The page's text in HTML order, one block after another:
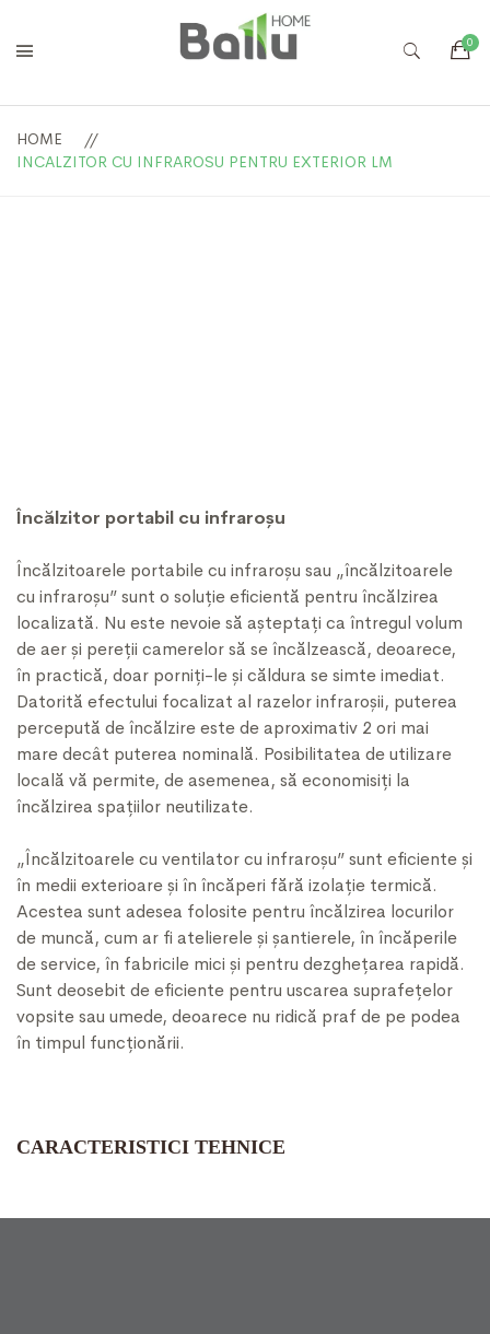
HOME
INCALZITOR CU INFRAROSU PENTRU EXTERIOR LM
Încălzitor portabil cu infraroșu
Încălzitoarele portabile cu infraroșu sau „încălzitoarele
cu infraroșu” sunt o soluție eficientă pentru încălzirea
localizată. Nu este nevoie să așteptați ca întregul volum
de aer și pereții camerelor să se încălzească, deoarece,
în practică, doar porniți-le și căldura se simte imediat.
Datorită efectului focalizat al razelor infraroșii, puterea
percepută de încălzire este de aproximativ 2 ori mai
mare decât puterea nominală. Posibilitatea de utilizare
locală vă permite, de asemenea, să economisiți la
încălzirea spațiilor neutilizate.
„Încălzitoarele cu ventilator cu infraroșu” sunt eficiente și
în medii exterioare și în încăperi fără izolație termică.
Acestea sunt adesea folosite pentru încălzirea locurilor
de muncă, cum ar fi atelierele și șantierele, în încăperile
de service, în fabricile mici și pentru dezghețarea rapidă.
Sunt deosebit de eficiente pentru uscarea suprafețelor
vopsite sau umede, deoarece nu ridică praf de pe podea
în timpul funcționării.
CARACTERISTICI TEHNICE